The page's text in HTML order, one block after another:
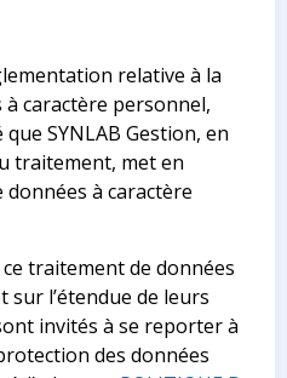
relative à la
caractère personnel,
SYNLAB Gestion, en
traitement, met en
à caractère
traitement de données
sur l’étendue de leurs
invités à se reporter à
des données